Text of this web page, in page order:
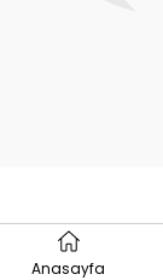
Anasayfa